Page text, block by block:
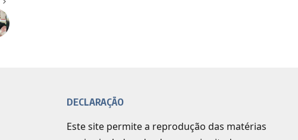
DECLARAÇÃO
Este site permite a reprodução das matérias